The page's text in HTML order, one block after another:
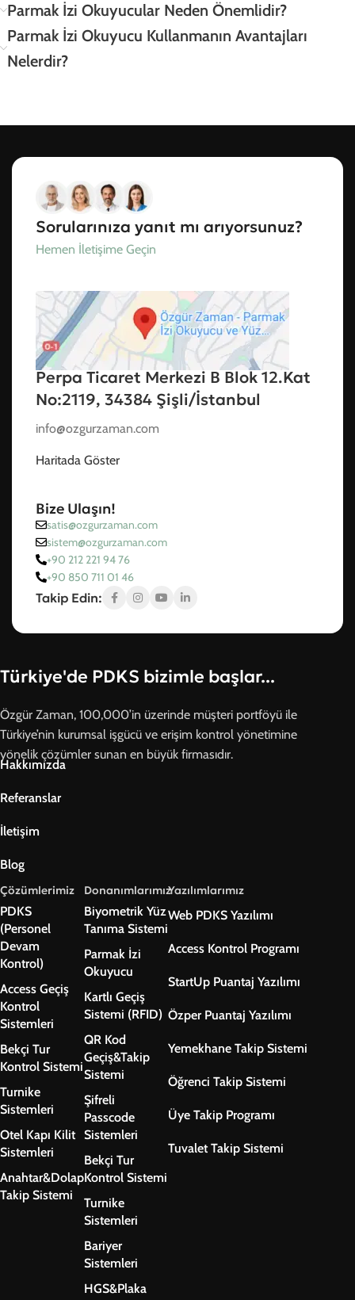
Parmak İzi Okuyucular Neden Önemlidir?
Parmak İzi Okuyucu Kullanmanın Avantajları
Nelerdir?
Sorularınıza yanıt mı arıyorsunuz?
Hemen İletişime Geçin
Perpa Ticaret Merkezi B Blok 12.Kat
No:2119, 34384 Şişli/İstanbul
info@ozgurzaman.com
Haritada Göster
Bize Ulaşın!
satis@ozgurzaman.com
sistem@ozgurzaman.com
+90 212 221 94 76
+90 850 711 01 46
Takip Edin:
Türkiye'de PDKS bizimle başlar...
Özgür Zaman, 100,000’in üzerinde müşteri portföyü ile
Türkiye’nin kurumsal işgücü ve erişim kontrol yönetimine
yönelik çözümler sunan en büyük firmasıdır.
Hakkımızda
Referanslar
İletişim
Blog
Çözümlerimiz
PDKS
(Personel
Devam
Kontrol)
Access Geçiş
Kontrol
Sistemleri
Bekçi Tur
Kontrol Sistemi
Turnike
Sistemleri
Otel Kapı Kilit
Sistemleri
Anahtar&Dolap
Takip Sistemi
Donanımlarımız
Biyometrik Yüz
Tanıma Sistemi
Parmak İzi
Okuyucu
Kartlı Geçiş
Sistemi (RFID)
QR Kod
Geçiş&Takip
Sistemi
Şifreli
Passcode
Sistemleri
Bekçi Tur
Kontrol Sistemi
Turnike
Sistemleri
Bariyer
Sistemleri
HGS&Plaka
Yazılımlarımız
Web PDKS Yazılımı
Access Kontrol Programı
StartUp Puantaj Yazılımı
Özper Puantaj Yazılımı
Yemekhane Takip Sistemi
Öğrenci Takip Sistemi
Üye Takip Programı
Tuvalet Takip Sistemi